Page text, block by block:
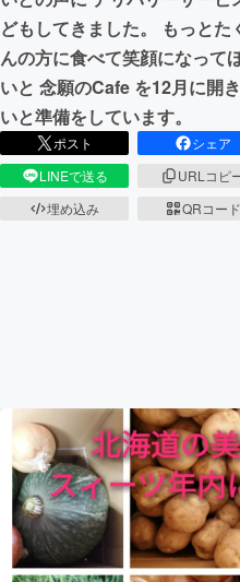
どもしてきました。 もっとた
んの方に食べて笑顔になって
いと 念願のCafe を12月に開
いと準備をしています。
ポスト
シェア
LINEで送る
URLコピ
埋め込み
QRコード